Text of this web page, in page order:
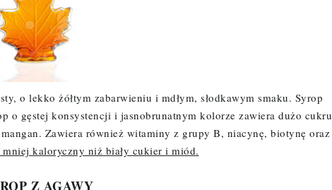
o lekko żółtym zabarwieniu i mdłym, słodkawym smaku. Syrop
o gęstej konsystencji i jasnobrunatnym kolorze zawiera dużo cukru
. Zawiera również witaminy z grupy B, niacynę, biotynę oraz
kaloryczny niż biały cukier i miód.
Z AGAWY